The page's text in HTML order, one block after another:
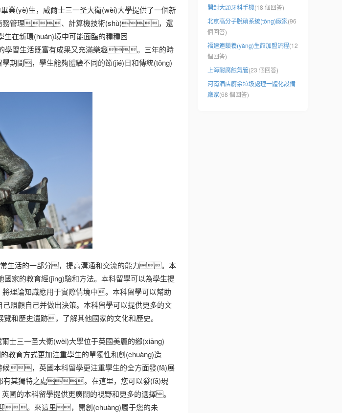
業(yè)生，威爾士三一圣大衛(wèi)大學提供了一個新
商務管理、計算機技術(shù)，還
在新環(huán)境中可能面臨的種種困
習生活既富有成果又充滿樂趣。三年的時
期間，學生能夠體驗不同的節(jié)日和傳統(tǒng)
生活的一部分，提高溝通和交流的能力。本
家的教育經(jīng)驗和方法。本科留學可以為學生提
論知識應用于實際情境中。本科留學可以幫助
顧自己并做出決策。本科留學可以提供更多的文
歷史遺跡，了解其他國家的文化和歷史。
士三一圣大衛(wèi)大學位于英國美麗的鄉(xiāng)
方式更加注重學生的單獨性和創(chuàng)造
，英國本科留學更注重學生的全方面發(fā)展
其獨特之處。在這里，您可以發(fā)現
的本科留學提供更廣闊的視野和更多的選擇。
迎。來這里，開創(chuàng)屬于您的未
開封大頭牙科手機(18 個回答)
北京高分子脫硝系統(tǒng)廠家(96
個回答)
福建連鎖養(yǎng)生館加盟流程(12
個回答)
上海耐腐蝕氣管(23 個回答)
河南酒店廚余垃圾處理一體化設備
廠家(68 個回答)